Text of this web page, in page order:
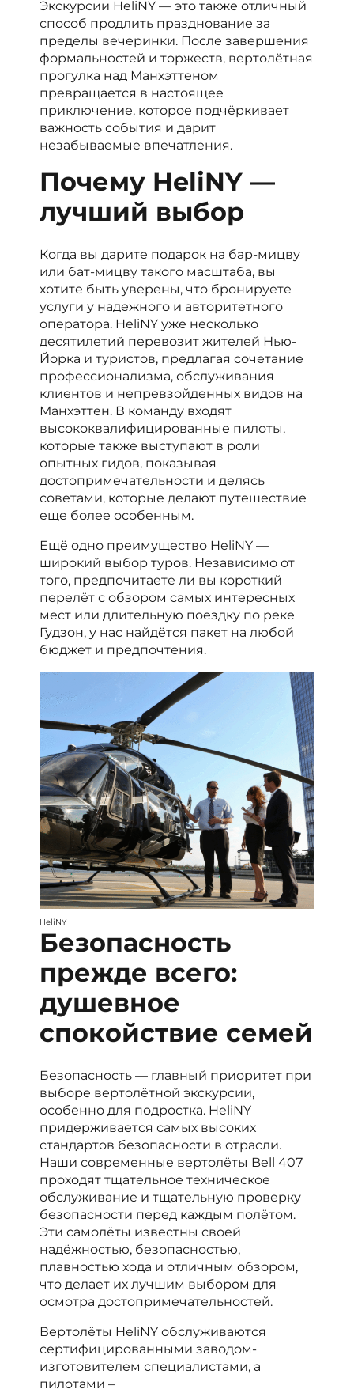
Экскурсии HeliNY — это также отличный
способ продлить празднование за
пределы вечеринки. После завершения
формальностей и торжеств, вертолётная
прогулка над Манхэттеном
превращается в настоящее
приключение, которое подчёркивает
важность события и дарит
незабываемые впечатления.
Почему HeliNY —
лучший выбор
Когда вы дарите подарок на бар-мицву
или бат-мицву такого масштаба, вы
хотите быть уверены, что бронируете
услуги у надежного и авторитетного
оператора. HeliNY уже несколько
десятилетий перевозит жителей Нью-
Йорка и туристов, предлагая сочетание
профессионализма, обслуживания
клиентов и непревзойденных видов на
Манхэттен. В команду входят
высококвалифицированные пилоты,
которые также выступают в роли
опытных гидов, показывая
достопримечательности и делясь
советами, которые делают путешествие
еще более особенным.
Ещё одно преимущество HeliNY —
широкий выбор туров. Независимо от
того, предпочитаете ли вы короткий
перелёт с обзором самых интересных
мест или длительную поездку по реке
Гудзон, у нас найдётся пакет на любой
бюджет и предпочтения.
HeliNY
Безопасность
прежде всего:
душевное
спокойствие семей
Безопасность — главный приоритет при
выборе вертолётной экскурсии,
особенно для подростка. HeliNY
придерживается самых высоких
стандартов безопасности в отрасли.
Наши современные вертолёты Bell 407
проходят тщательное техническое
обслуживание и тщательную проверку
безопасности перед каждым полётом.
Эти самолёты известны своей
надёжностью, безопасностью,
плавностью хода и отличным обзором,
что делает их лучшим выбором для
осмотра достопримечательностей.
Вертолёты HeliNY обслуживаются
сертифицированными заводом-
изготовителем специалистами, а
пилотами –